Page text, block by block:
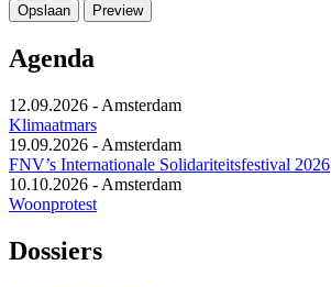
Agenda
12.09.2026 - Amsterdam
Klimaatmars
19.09.2026 - Amsterdam
FNV’s Internationale Solidariteitsfestival 2026
10.10.2026 - Amsterdam
Woonprotest
Dossiers